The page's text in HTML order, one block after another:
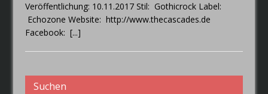
Veröffentlichung: 10.11.2017 Stil: Gothicrock Label:
Echozone Website: http://www.thecascades.de
Facebook:[...]
Suchen